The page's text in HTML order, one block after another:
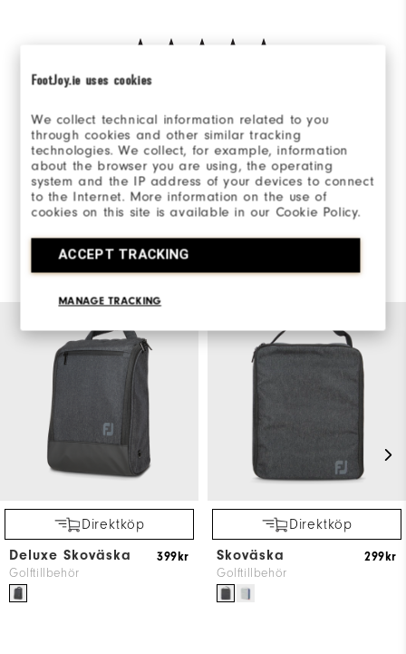
FootJoy.ie uses cookies
We collect technical information related to you
through cookies and other similar tracking
technologies. We collect, for example, information
about the browser you are using, the operating
system and the IP address of your devices to connect
to the Internet. More information on the use of
cookies on this site is available in our Cookie Policy.
ACCEPT TRACKING
MANAGE TRACKING
Be the first to review this product
SKRIV EN RECENSION
Du kanske också gillar
Direktköp
Deluxe Skoväska
Golftillbehör
399kr
Direktköp
Skoväska
Golftillbehör
299kr